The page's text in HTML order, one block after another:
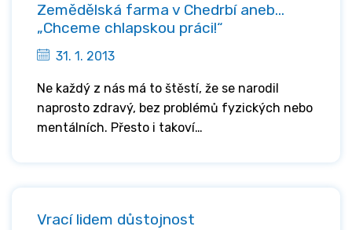
Zemědělská farma v Chedrbí aneb…
„Chceme chlapskou práci!“
31. 1. 2013
Ne každý z nás má to štěstí, že se narodil
naprosto zdravý, bez problémů fyzických nebo
mentálních. Přesto i takoví…
Vrací lidem důstojnost